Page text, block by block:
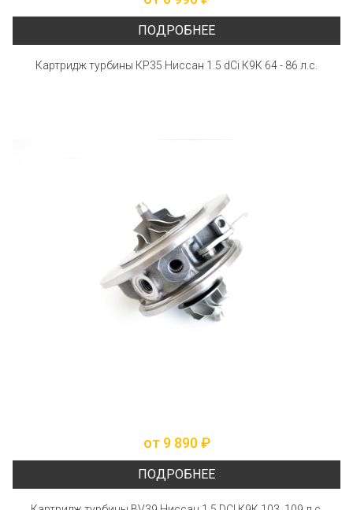
ПОДРОБНЕЕ
Картридж турбины КР35 Ниссан 1.5 dCi К9К 64 - 86 л.с.
от 9 890 ₽
ПОДРОБНЕЕ